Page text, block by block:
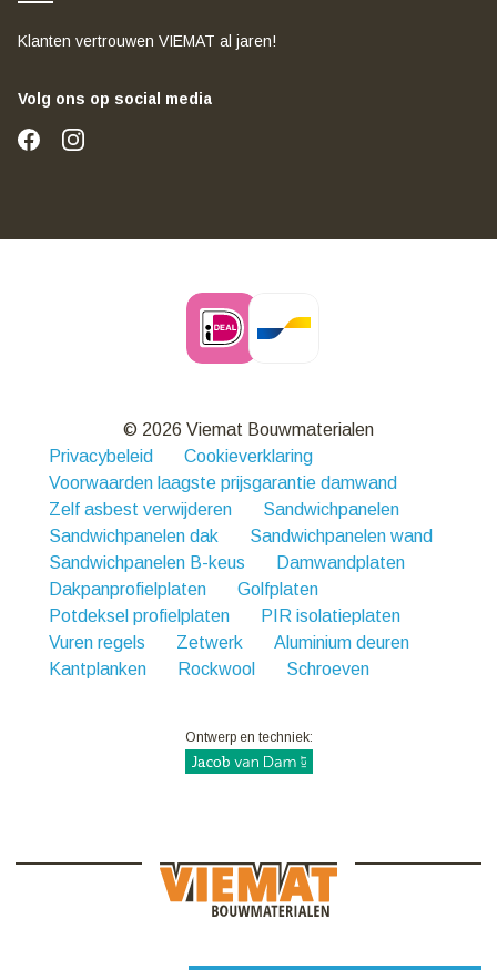
Klanten vertrouwen VIEMAT al jaren!
Volg ons op social media
© 2026 Viemat Bouwmaterialen
Privacybeleid
Cookieverklaring
Voorwaarden laagste prijsgarantie damwand
Zelf asbest verwijderen
Sandwichpanelen
Sandwichpanelen dak
Sandwichpanelen wand
Sandwichpanelen B-keus
Damwandplaten
Dakpanprofielplaten
Golfplaten
Potdeksel profielplaten
PIR isolatieplaten
Vuren regels
Zetwerk
Aluminium deuren
Kantplanken
Rockwool Schroeven
Ontwerp en techniek: